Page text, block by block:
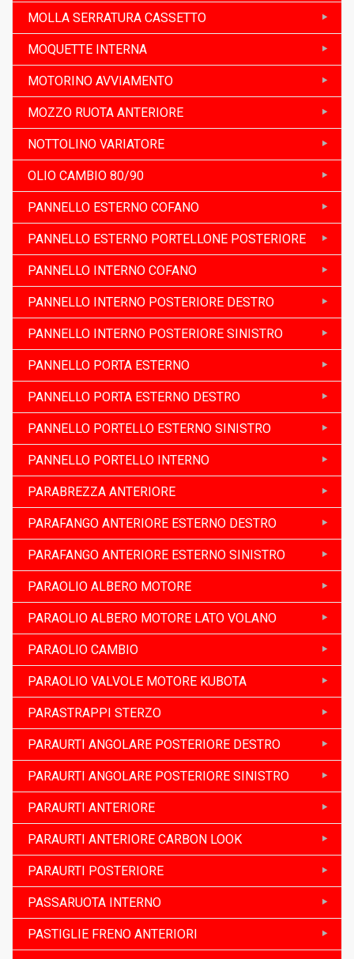
MOLLA SERRATURA CASSETTO
MOQUETTE INTERNA
MOTORINO AVVIAMENTO
MOZZO RUOTA ANTERIORE
NOTTOLINO VARIATORE
OLIO CAMBIO 80/90
PANNELLO ESTERNO COFANO
PANNELLO ESTERNO PORTELLONE POSTERIORE
PANNELLO INTERNO COFANO
PANNELLO INTERNO POSTERIORE DESTRO
PANNELLO INTERNO POSTERIORE SINISTRO
PANNELLO PORTA ESTERNO
PANNELLO PORTA ESTERNO DESTRO
PANNELLO PORTELLO ESTERNO SINISTRO
PANNELLO PORTELLO INTERNO
PARABREZZA ANTERIORE
PARAFANGO ANTERIORE ESTERNO DESTRO
PARAFANGO ANTERIORE ESTERNO SINISTRO
PARAOLIO ALBERO MOTORE
PARAOLIO ALBERO MOTORE LATO VOLANO
PARAOLIO CAMBIO
PARAOLIO VALVOLE MOTORE KUBOTA
PARASTRAPPI STERZO
PARAURTI ANGOLARE POSTERIORE DESTRO
PARAURTI ANGOLARE POSTERIORE SINISTRO
PARAURTI ANTERIORE
PARAURTI ANTERIORE CARBON LOOK
PARAURTI POSTERIORE
PASSARUOTA INTERNO
PASTIGLIE FRENO ANTERIORI